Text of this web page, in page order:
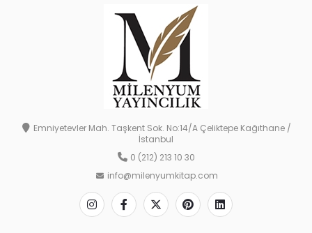
Emniyetevler Mah. Taşkent Sok. No:14/A Çeliktepe Kağıthane /
İstanbul
0 (212) 213 10 30
info@milenyumkitap.com